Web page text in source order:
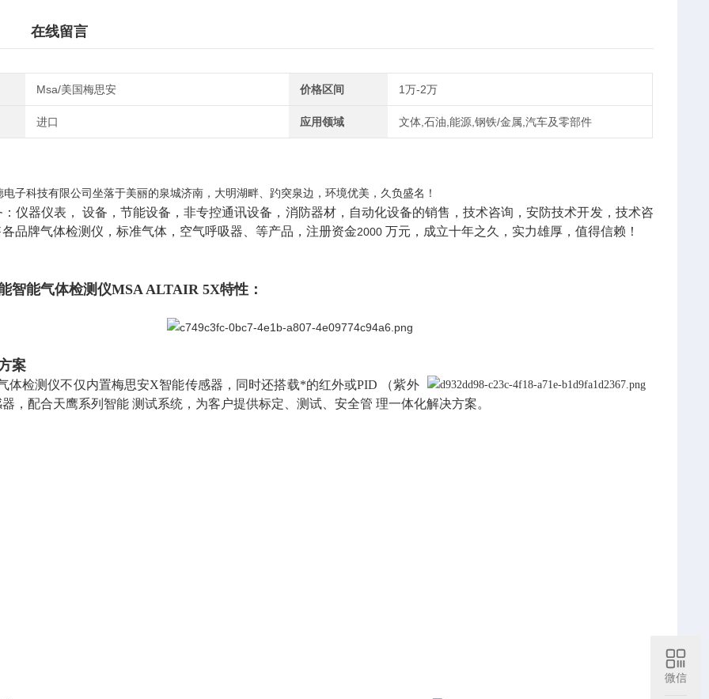
在线留言
Msa/美国梅思安 价格区间 1万-2万
进口 应用领域 文体,石油,能源,钢铁/金属,汽车及零部件
子科技有限公司坐落于美丽的泉城济南，大明湖畔、趵突泉边，环境优美，久负盛名！
仪器仪表，
设备，节能设备，非专控通讯设备，消防器材，自动化设备的销售，技术咨询，安防技术开发，技术咨
品牌气体检测仪，标准气体，空气呼吸器、等产品，注册资金2000 万元，成立十年之久，实力雄厚，值得信赖！
智能气体检测仪MSAALTAIR 5X特性：
案
体检测仪不仅内置梅思安X智能传感器，同时还搭载*的红外或PID （紫外
，配合天鹰系列智能 测试系统，为客户提供标定、测试、安全管 理一体化解决方案。
微信